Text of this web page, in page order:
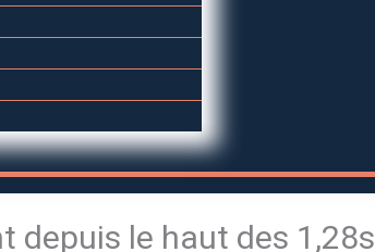
depuis le haut des 1,28s